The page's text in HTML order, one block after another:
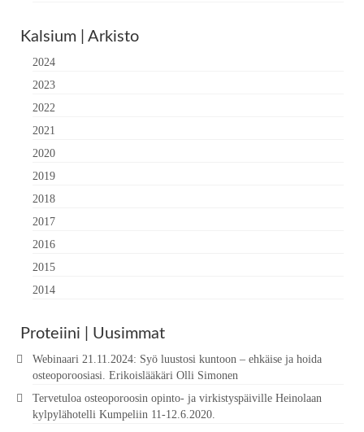
Kalsium | Arkisto
2024
2023
2022
2021
2020
2019
2018
2017
2016
2015
2014
Proteiini | Uusimmat
Webinaari 21.11.2024: Syö luustosi kuntoon – ehkäise ja hoida
osteoporoosiasi. Erikoislääkäri Olli Simonen
Tervetuloa osteoporoosin opinto- ja virkistyspäiville Heinolaan
kylpylähotelli Kumpeliin 11-12.6.2020.